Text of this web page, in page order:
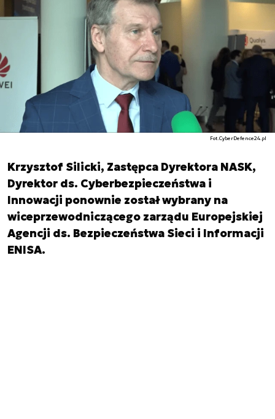
Fot.CyberDefence24.pl
Krzysztof Silicki, Zastępca Dyrektora NASK,
Dyrektor ds. Cyberbezpieczeństwa i
Innowacji ponownie został wybrany na
wiceprzewodniczącego zarządu Europejskiej
Agencji ds. Bezpieczeństwa Sieci i Informacji
ENISA.